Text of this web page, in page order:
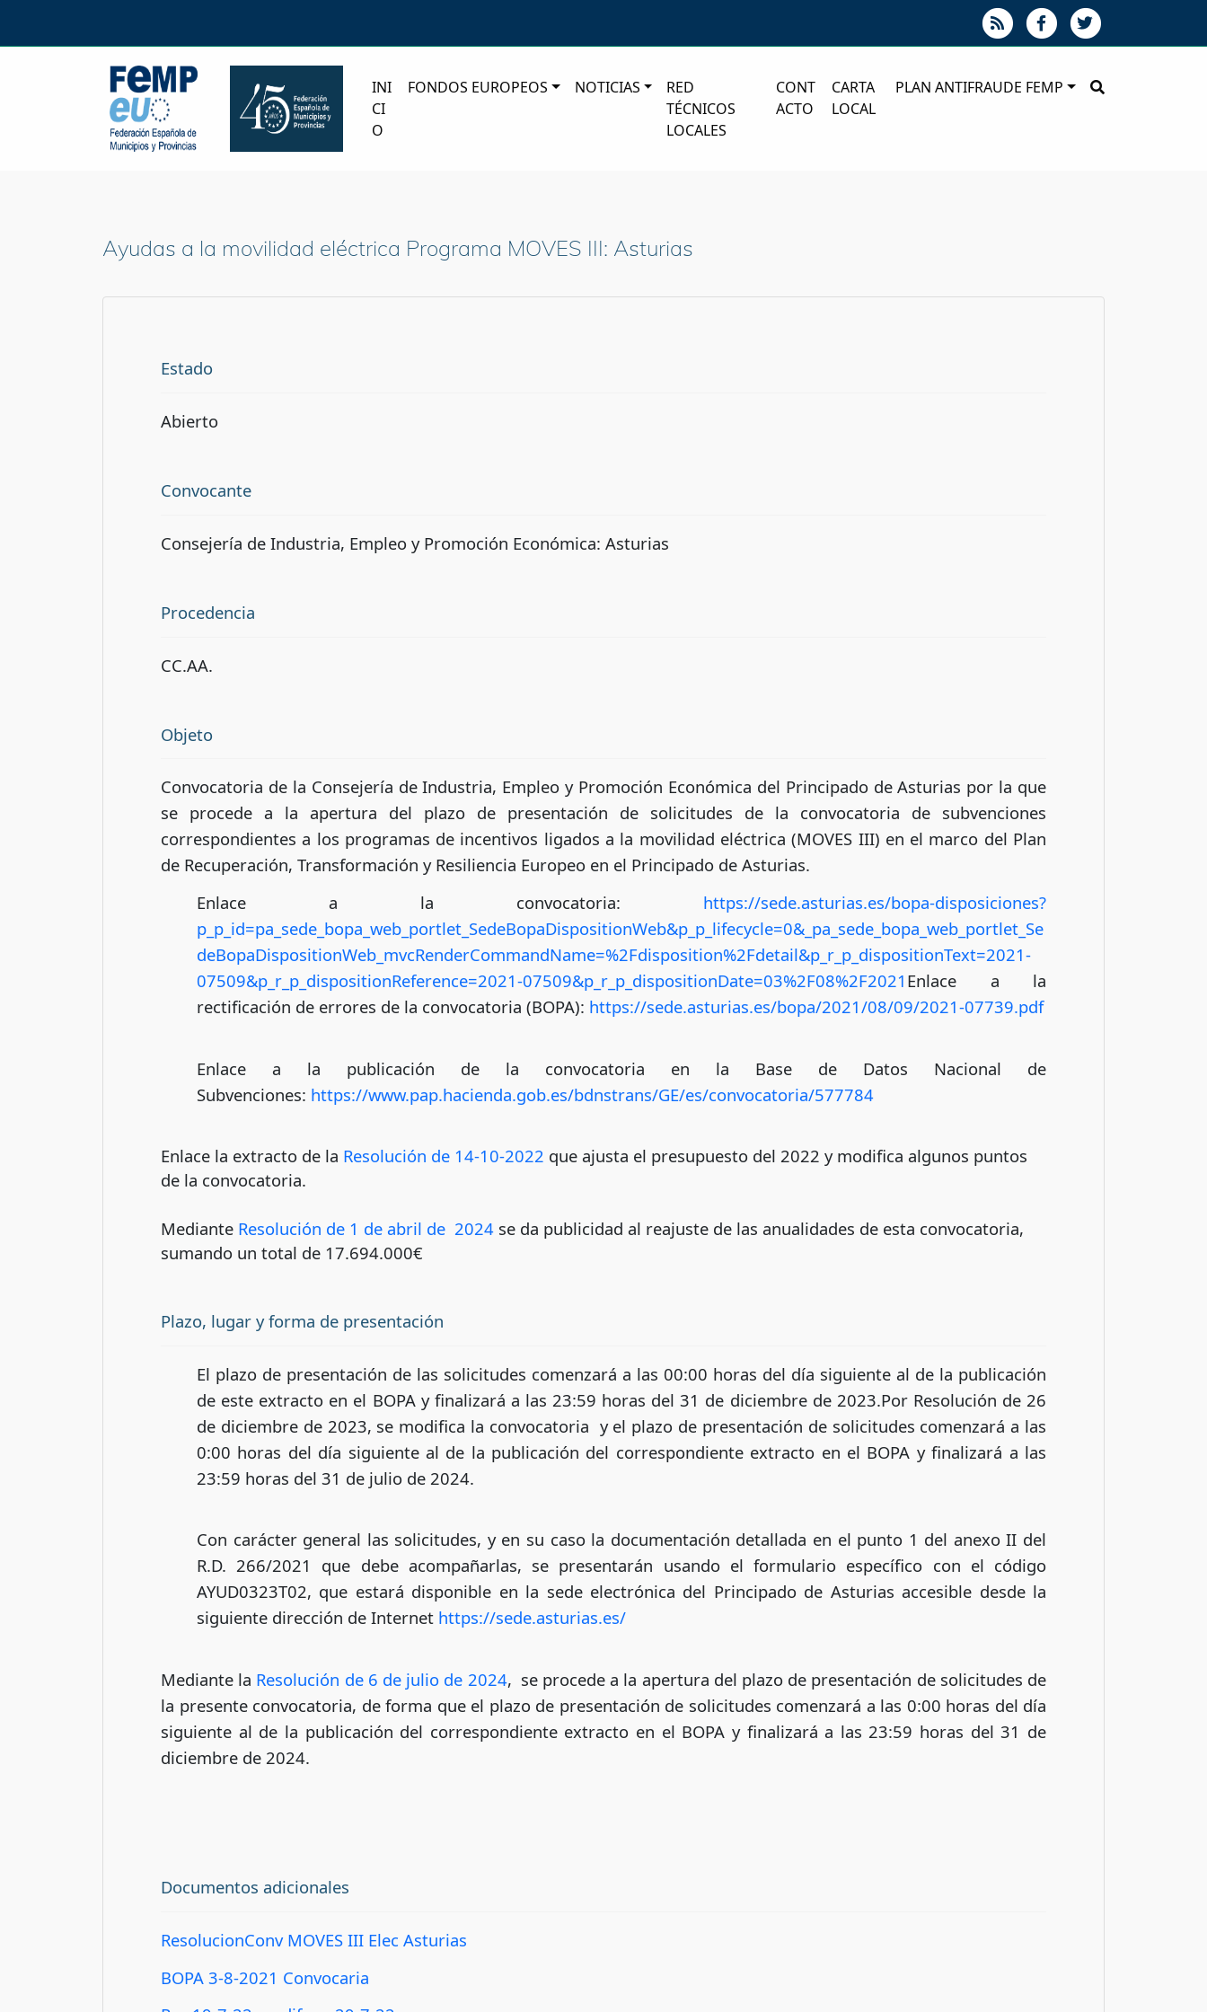
INI
CI
O
FONDOS EUROPEOS NOTICIAS
RED
TÉCNICOS
LOCALES
CONT
ACTO
CARTA
LOCAL
PLAN ANTIFRAUDE FEMP
Ayudas a la movilidad eléctrica Programa MOVES III: Asturias
Estado
Abierto
Convocante
Consejería de Industria, Empleo y Promoción Económica: Asturias
Procedencia
CC.AA.
Objeto
Convocatoria de la Consejería de Industria, Empleo y Promoción Económica del Principado de Asturias por la que
se procede a la apertura del plazo de presentación de solicitudes de la convocatoria de subvenciones
correspondientes a los programas de incentivos ligados a la movilidad eléctrica (MOVES III) en el marco del Plan
de Recuperación, Transformación y Resiliencia Europeo en el Principado de Asturias.
Enlace a la convocatoria: https://sede.asturias.es/bopa-disposiciones?
p_p_id=pa_sede_bopa_web_portlet_SedeBopaDispositionWeb&p_p_lifecycle=0&_pa_sede_bopa_web_portlet_Se
deBopaDispositionWeb_mvcRenderCommandName=%2Fdisposition%2Fdetail&p_r_p_dispositionText=2021-
07509&p_r_p_dispositionReference=2021-07509&p_r_p_dispositionDate=03%2F08%2F2021 Enlace a la
rectificación de errores de la convocatoria (BOPA): https://sede.asturias.es/bopa/2021/08/09/2021-07739.pdf
Enlace a la publicación de la convocatoria en la Base de Datos Nacional de
Subvenciones: https://www.pap.hacienda.gob.es/bdnstrans/GE/es/convocatoria/577784
Enlace la extracto de la Resolución de 14-10-2022 que ajusta el presupuesto del 2022 y modifica algunos puntos
de la convocatoria.
Mediante Resolución de 1 de abril de 2024 se da publicidad al reajuste de las anualidades de esta convocatoria,
sumando un total de 17.694.000€
Plazo, lugar y forma de presentación
El plazo de presentación de las solicitudes comenzará a las 00:00 horas del día siguiente al de la publicación
de este extracto en el BOPA y finalizará a las 23:59 horas del 31 de diciembre de 2023.Por Resolución de 26
de diciembre de 2023, se modifica la convocatoria y el plazo de presentación de solicitudes comenzará a las
0:00 horas del día siguiente al de la publicación del correspondiente extracto en el BOPA y finalizará a las
23:59 horas del 31 de julio de 2024.
Con carácter general las solicitudes, y en su caso la documentación detallada en el punto 1 del anexo II del
R.D. 266/2021 que debe acompañarlas, se presentarán usando el formulario específico con el código
AYUD0323T02, que estará disponible en la sede electrónica del Principado de Asturias accesible desde la
siguiente dirección de Internet https://sede.asturias.es/
Mediante la Resolución de 6 de julio de 2024, se procede a la apertura del plazo de presentación de solicitudes de
la presente convocatoria, de forma que el plazo de presentación de solicitudes comenzará a las 0:00 horas del día
siguiente al de la publicación del correspondiente extracto en el BOPA y finalizará a las 23:59 horas del 31 de
diciembre de 2024.
Documentos adicionales
ResolucionConv MOVES III Elec Asturias
BOPA 3-8-2021 Convocaria